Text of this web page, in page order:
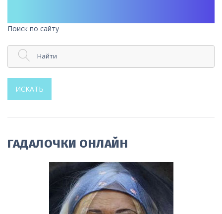
Поиск по сайту
Найти
ИСКАТЬ
ГАДАЛОЧКИ ОНЛАЙН